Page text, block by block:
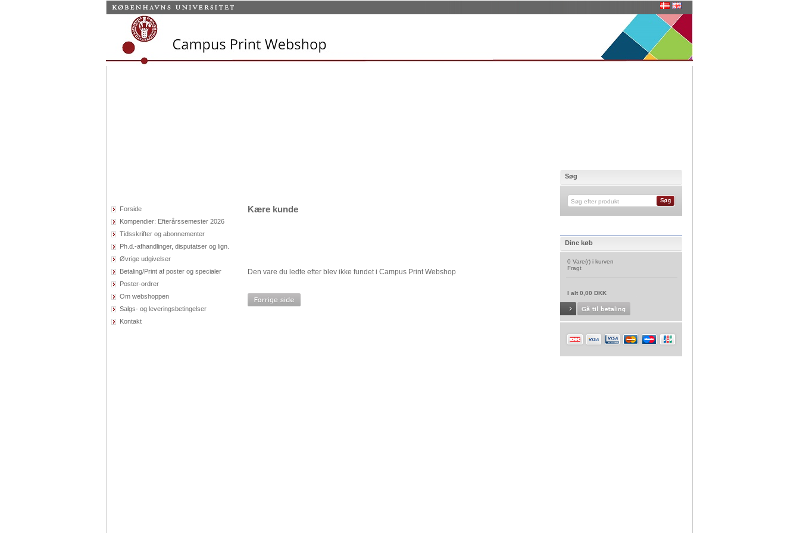
Forside
Kompendier: Efterårssemester 2026
Tidsskrifter og abonnementer
Ph.d.-afhandlinger, disputatser og lign.
Øvrige udgivelser
Betaling/Print af poster og specialer
Poster-ordrer
Om webshoppen
Salgs- og leveringsbetingelser
Kontakt
Kære kunde
Den vare du ledte efter blev ikke fundet i Campus Print Webshop
Søg
Dine køb
0 Vare(r) i kurven
Fragt
I alt 0,00 DKK